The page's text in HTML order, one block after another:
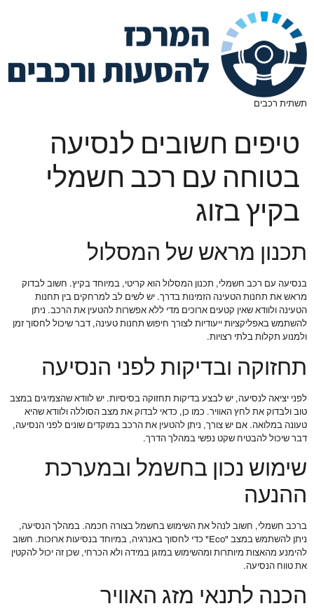
תשתית רכבים
טיפים חשובים לנסיעה
בטוחה עם רכב חשמלי
בקיץ בזוג
תכנון מראש של המסלול
בנסיעה עם רכב חשמלי, תכנון המסלול הוא קריטי, במיוחד בקיץ. חשוב לבדוק
מראש את תחנות הטעינה הזמינות בדרך. יש לשים לב למרחקים בין תחנות
הטעינה ולוודא שאין קטעים ארוכים מדי ללא אפשרות להטעין את הרכב. ניתן
להשתמש באפליקציות ייעודיות לצורך חיפוש תחנות טעינה, דבר שיכול לחסוך זמן
ולמנוע תקלות בלתי רצויות.
תחזוקה ובדיקות לפני הנסיעה
לפני יציאה לנסיעה, יש לבצע בדיקות תחזוקה בסיסיות. יש לוודא שהצמיגים במצב
טוב ולבדוק את לחץ האוויר. כמו כן, כדאי לבדוק את מצב הסוללה ולוודא שהיא
טעונה במלואה. אם יש צורך, ניתן להטעין את הרכב במוקדים שונים לפני הנסיעה,
דבר שיכול להבטיח שקט נפשי במהלך הדרך.
שימוש נכון בחשמל ובמערכת
ההנעה
ברכב חשמלי, חשוב לנהל את השימוש בחשמל בצורה חכמה. במהלך הנסיעה,
ניתן להשתמש במצב "Eco" כדי לחסוך באנרגיה, במיוחד בנסיעות ארוכות. חשוב
להימנע מהאצות מיותרות ומהשימוש במזגן במידה ולא הכרחי, שכן זה יכול להקטין
את טווח הנסיעה.
הכנה לתנאי מזג האוויר